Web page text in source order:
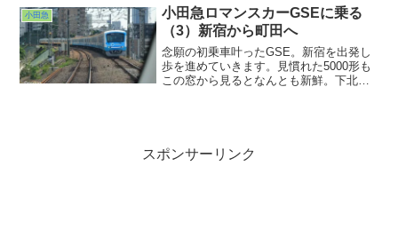
たが、しっかりメトロはこね・えのしま
のサインが確認できました。これはなか
なか興味深い。たまにいく場所での発
見、これは楽しいですわw
小田急
小田急ロマンスカーGSEに乗る
（3）新宿から町田へ
念願の初乗車叶ったGSE。新宿を出発し
歩を進めていきます。見慣れた5000形も
この窓から見るとなんとも新鮮。下北沢
外の優等列車も多数運転されている小田
原線。
スポンサーリンク